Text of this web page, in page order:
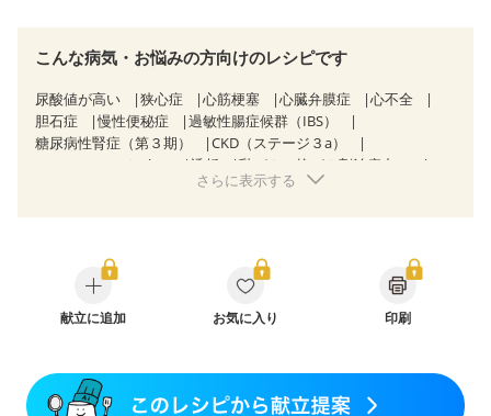
こんな病気・お悩みの方向けのレシピです
尿酸値が高い 狭心症 心筋梗塞 心臓弁膜症
心不全
胆石症
慢性便秘症
過敏性腸症候群（IBS）
糖尿病性腎症（第３期）
CKD（ステージ３a）
CKD（ステージ３b）
透析
乳がん（抗がん剤治療中）
乳がん（ホルモン療法中）
乳がん（放射線治療中）
妊婦健診・血圧が気になる（初期）
妊婦健診・血糖値が気になる（初期）
妊娠高血圧(中期)
妊娠糖尿病(初期)
産後（母乳）
産後（混合栄養）
さらに表示する
献立に追加 お気に入り 印刷